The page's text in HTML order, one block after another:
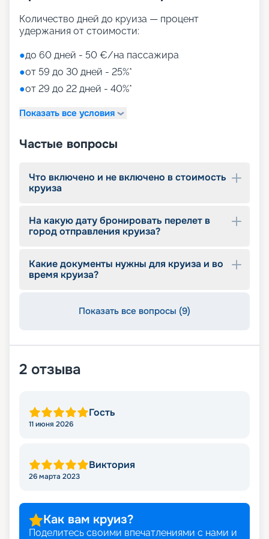
Путешествуйте с
«Круиз.онлайн»
Наша компания предлагает купить путевки на
круизы MSC World Europa не выходя из дома. На
нашем сайте вы найдете всю необходимую
круизов на 2026 - 2027 г., характеристики
лайнера, описание кают, цены на путевки, фото
Опытные специалисты с удовольствием
оказывать информационную поддержку на
протяжении круиза. Бронируйте путевки и
лайнере из будущего!
Количество дней до круиза — процент
удержания от стоимости:
●до 60 дней - 50 €/на пассажира
●от 59 до 30 дней - 25%*
●от 29 до 22 дней - 40%*
Показать все условия
Частые вопросы
Что включено и не включено в стоимость
круиза
На какую дату бронировать перелет в
город отправления круиза?
Какие документы нужны для круиза и во
время круиза?
Показать все вопросы (9)
2 отзыва
Гость
11 июня 2026
Виктория
26 марта 2023
Как вам круиз?
Поделитесь своими впечатлениями с нами и